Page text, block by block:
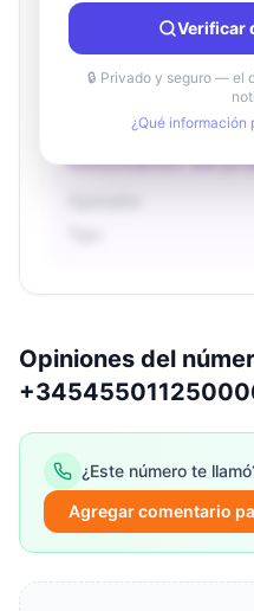
País
Ciudad
Región
Información del
Verificar
🔒 Privado y seguro — el
¿Qué información
Opiniones del
¿Este número te
Agregar comentario